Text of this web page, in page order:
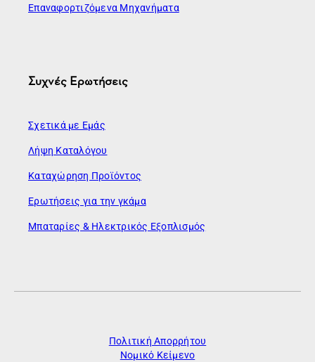
Επαναφορτιζόμενα Μηχανήματα
Συχνές Ερωτήσεις
Σχετικά με Εμάς
Λήψη Καταλόγου
Καταχώρηση Προϊόντος
Ερωτήσεις για την γκάμα
Μπαταρίες & Ηλεκτρικός Εξοπλισμός
Πολιτική Απορρήτου
Νομικό Κείμενο